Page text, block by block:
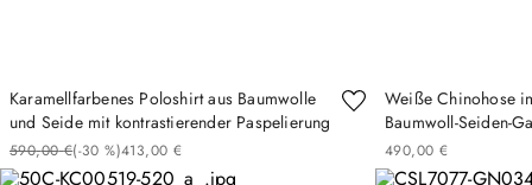
Karamellfarbenes Poloshirt aus Baumwolle
und Seide mit kontrastierender Paspelierung
590,00 €(-30 %)413,00 €
Weiße Chinohose
Baumwoll-Seiden-
490,00 €